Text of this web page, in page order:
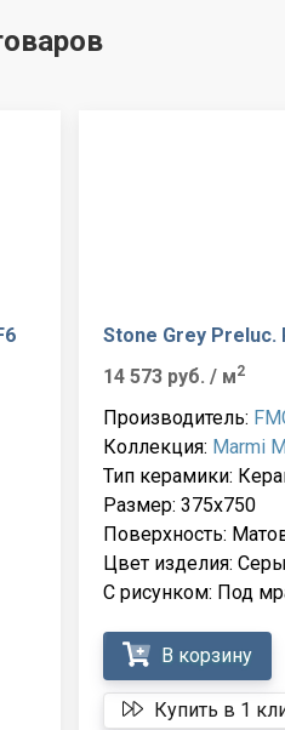
Stone Grey Preluc.
14 573 руб. / м2
Производитель:
Коллекция: Marmi
Тип керамики:
Размер: 375x750
Поверхность:
Цвет изделия:
С рисунком: Под
В корзину
Купить в 1